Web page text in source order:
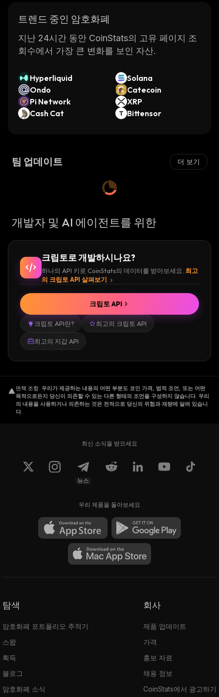
트렌드 중인 암호화폐
지난 24시간 동안 CoinStats의 고유 페이지 조
회수에서 가장 큰 변화를 보인 자산.
Hyperliquid
Solana
Ondo
Catecoin
Pi Network
XRP
Cash Cat
Bittensor
팀 업데이트 더 보기
개발자 및 AI 에이전트를 위한
크립토로 개발하시나요?
하나의 API 키로 CoinStats의 데이터를 받아보세요. 최고
의 크립토 API 살펴보기
크립토 API란? 최고의 크립토 API
최고의 지갑 API
크립토 API
면책 조항. 우리가 제공하는 내용의 어떤 부분도 코인 가격, 법적 조언, 또는 어떤
목적으로든지 당신이 의존할 수 있는 다른 형태의 조언을 구성하지 않습니다. 우리
의 내용을 사용하거나 의존하는 것은 전적으로 당신의 위험과 재량에 달려 있습니
다.
최신 소식을 받으세요
뉴스
우리 제품을 돌아보세요
탐색
암호화폐 포트폴리오 추적기
스왑
획득
블로그
암호화폐 소식
회사
제품 업데이트
가격
홍보 자료
채용 정보
CoinStats에서 광고하기